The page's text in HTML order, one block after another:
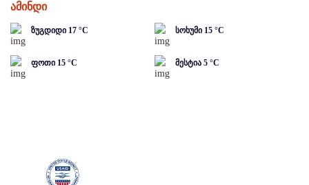
ამინდი
ზუგდიდი 17 °C სოხუმი 15 °C
ფოთი 15 °C მესტია 5 °C